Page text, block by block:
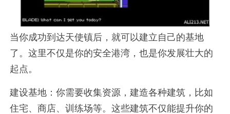
当你成功到达天使镇后，就可以建立自己的基地
了。这里不仅是你的安全港湾，也是你发展壮大的
起点。
建设基地：你需要收集资源，建造各种建筑，比如
住宅、商店、训练场等。这些建筑不仅能提升你的